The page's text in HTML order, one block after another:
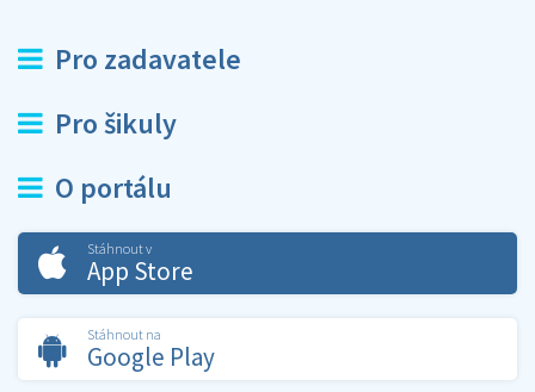
Pro zadavatele
Pro šikuly
O portálu
Stáhnout v
App Store
Stáhnout na
Google Play